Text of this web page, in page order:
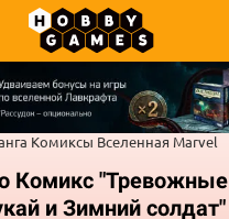
Комиксы Вселенная Marvel
Комикс "Тревожные
и Зимний солдат"